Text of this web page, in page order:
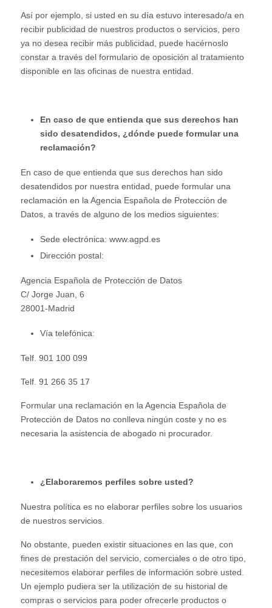
Así por ejemplo, si usted en su día estuvo interesado/a en
recibir publicidad de nuestros productos o servicios, pero
ya no desea recibir más publicidad, puede hacérnoslo
constar a través del formulario de oposición al tratamiento
disponible en las oficinas de nuestra entidad.
En caso de que entienda que sus derechos han
sido desatendidos, ¿dónde puede formular una
reclamación?
En caso de que entienda que sus derechos han sido
desatendidos por nuestra entidad, puede formular una
reclamación en la Agencia Española de Protección de
Datos, a través de alguno de los medios siguientes:
Sede electrónica: www.agpd.es
Dirección postal:
Agencia Española de Protección de Datos
C/ Jorge Juan, 6
28001-Madrid
Vía telefónica:
Telf. 901 100 099
Telf. 91 266 35 17
Formular una reclamación en la Agencia Española de
Protección de Datos no conlleva ningún coste y no es
necesaria la asistencia de abogado ni procurador.
¿Elaboraremos perfiles sobre usted?
Nuestra política es no elaborar perfiles sobre los usuarios
de nuestros servicios.
No obstante, pueden existir situaciones en las que, con
fines de prestación del servicio, comerciales o de otro tipo,
necesitemos elaborar perfiles de información sobre usted.
Un ejemplo pudiera ser la utilización de su historial de
compras o servicios para poder ofrecerle productos o